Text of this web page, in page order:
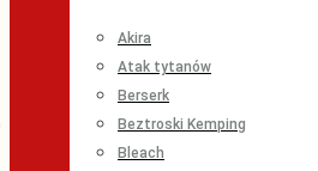
Akira
Atak tytanów
Berserk
Beztroski Kemping
Bleach